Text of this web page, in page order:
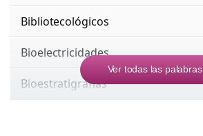
Bibliotecológicos
Bioelectricidades
Bioestratigrafías
Ver todas las palabras